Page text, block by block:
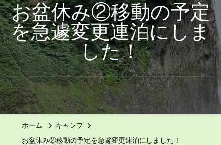
お盆休み②移動の予定
を急遽変更連泊にしま
した！
ホーム
キャンプ
お盆休み②移動の予定を急遽変更連泊にしました！